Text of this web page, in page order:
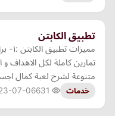
تطبيق الكابتن
متنوعة لشرح لعبة كمال
خدمات 07-06